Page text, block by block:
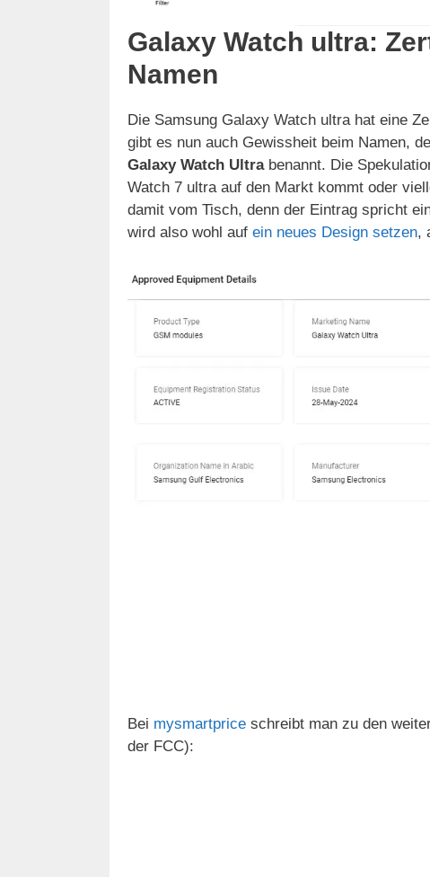
Galaxy Watch ultra:
Namen
Die Samsung Galaxy Watch ultra hat eine
gibt es nun auch Gewissheit beim Namen,
Galaxy Watch Ultrabenannt. Die
Watch 7 ultra auf den Markt kommt oder
damit vom Tisch, denn der Eintrag spricht
wird also wohl auf ein neues Design setzen,
Bei mysmartprice schreibt man zu den
der FCC):